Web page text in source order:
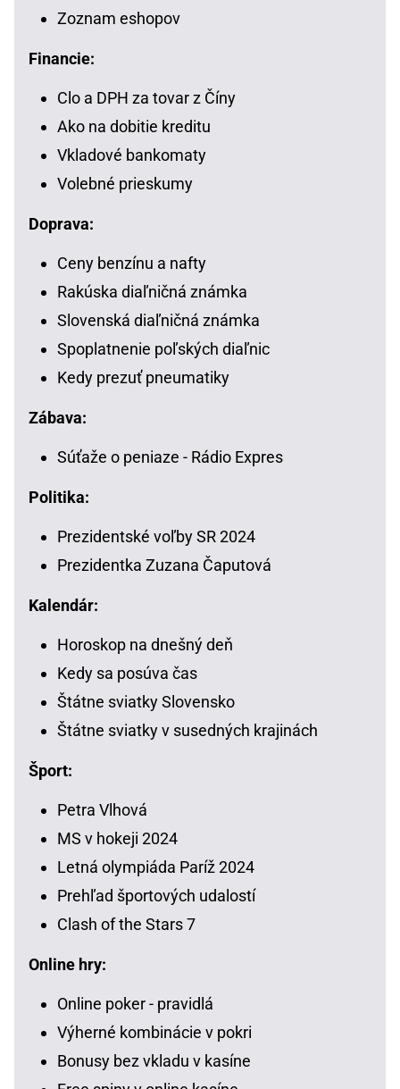
Zoznam eshopov
Financie:
Clo a DPH za tovar z Číny
Ako na dobitie kreditu
Vkladové bankomaty
Volebné prieskumy
Doprava:
Ceny benzínu a nafty
Rakúska diaľničná známka
Slovenská diaľničná známka
Spoplatnenie poľských diaľnic
Kedy prezuť pneumatiky
Zábava:
Súťaže o peniaze - Rádio Expres
Politika:
Prezidentské voľby SR 2024
Prezidentka Zuzana Čaputová
Kalendár:
Horoskop na dnešný deň
Kedy sa posúva čas
Štátne sviatky Slovensko
Štátne sviatky v susedných krajinách
Šport:
Petra Vlhová
MS v hokeji 2024
Letná olympiáda Paríž 2024
Prehľad športových udalostí
Clash of the Stars 7
Online hry:
Online poker - pravidlá
Výherné kombinácie v pokri
Bonusy bez vkladu v kasíne